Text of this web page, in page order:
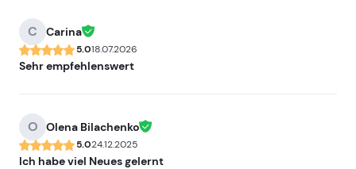
C Carina
5.018.07.2026
Sehr empfehlenswert
O Olena Bilachenko
5.024.12.2025
Ich habe viel Neues gelernt